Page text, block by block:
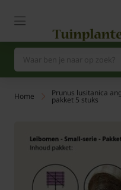
Home Prunus lusitanica
pakket 5 stuks